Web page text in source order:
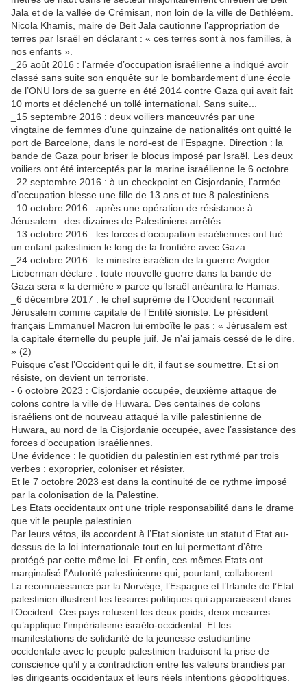
Jala et de la vallée de Crémisan, non loin de la ville de Bethléem.
Nicola Khamis, maire de Beit Jala cautionne l’appropriation de
terres par Israël en déclarant : « ces terres sont à nos familles, à
nos enfants ».
_26 août 2016 : l’armée d’occupation israélienne a indiqué avoir
classé sans suite son enquête sur le bombardement d’une école
de l’ONU lors de sa guerre en été 2014 contre Gaza qui avait fait
10 morts et déclenché un tollé international. Sans suite...
_15 septembre 2016 : deux voiliers manœuvrés par une
vingtaine de femmes d’une quinzaine de nationalités ont quitté le
port de Barcelone, dans le nord-est de l’Espagne. Direction : la
bande de Gaza pour briser le blocus imposé par Israël. Les deux
voiliers ont été interceptés par la marine israélienne le 6 octobre.
_22 septembre 2016 : à un checkpoint en Cisjordanie, l’armée
d’occupation blesse une fille de 13 ans et tue 8 palestiniens.
_10 octobre 2016 : après une opération de résistance à
Jérusalem : des dizaines de Palestiniens arrêtés.
_13 octobre 2016 : les forces d’occupation israéliennes ont tué
un enfant palestinien le long de la frontière avec Gaza.
_24 octobre 2016 : le ministre israélien de la guerre Avigdor
Lieberman déclare : toute nouvelle guerre dans la bande de
Gaza sera « la dernière » parce qu’Israël anéantira le Hamas.
_6 décembre 2017 : le chef suprême de l’Occident reconnaît
Jérusalem comme capitale de l’Entité sioniste. Le président
français Emmanuel Macron lui emboîte le pas : « Jérusalem est
la capitale éternelle du peuple juif. Je n’ai jamais cessé de le dire.
» (2)
Puisque c’est l’Occident qui le dit, il faut se soumettre. Et si on
résiste, on devient un terroriste.
- 6 octobre 2023 : Cisjordanie occupée, deuxième attaque de
colons contre la ville de Huwara. Des centaines de colons
israéliens ont de nouveau attaqué la ville palestinienne de
Huwara, au nord de la Cisjordanie occupée, avec l’assistance des
forces d’occupation israéliennes.
Une évidence : le quotidien du palestinien est rythmé par trois
verbes : exproprier, coloniser et résister.
Et le 7 octobre 2023 est dans la continuité de ce rythme imposé
par la colonisation de la Palestine.
Les Etats occidentaux ont une triple responsabilité dans le drame
que vit le peuple palestinien.
Par leurs vétos, ils accordent à l’Etat sioniste un statut d’Etat au-
dessus de la loi internationale tout en lui permettant d’être
protégé par cette même loi. Et enfin, ces mêmes Etats ont
marginalisé l’Autorité palestinienne qui, pourtant, collaborent.
La reconnaissance par la Norvège, l’Espagne et l’Irlande de l’Etat
palestinien illustrent les fissures politiques qui apparaissent dans
l’Occident. Ces pays refusent les deux poids, deux mesures
qu’applique l’impérialisme israélo-occidental. Et les
manifestations de solidarité de la jeunesse estudiantine
occidentale avec le peuple palestinien traduisent la prise de
conscience qu’il y a contradiction entre les valeurs brandies par
les dirigeants occidentaux et leurs réels intentions géopolitiques.